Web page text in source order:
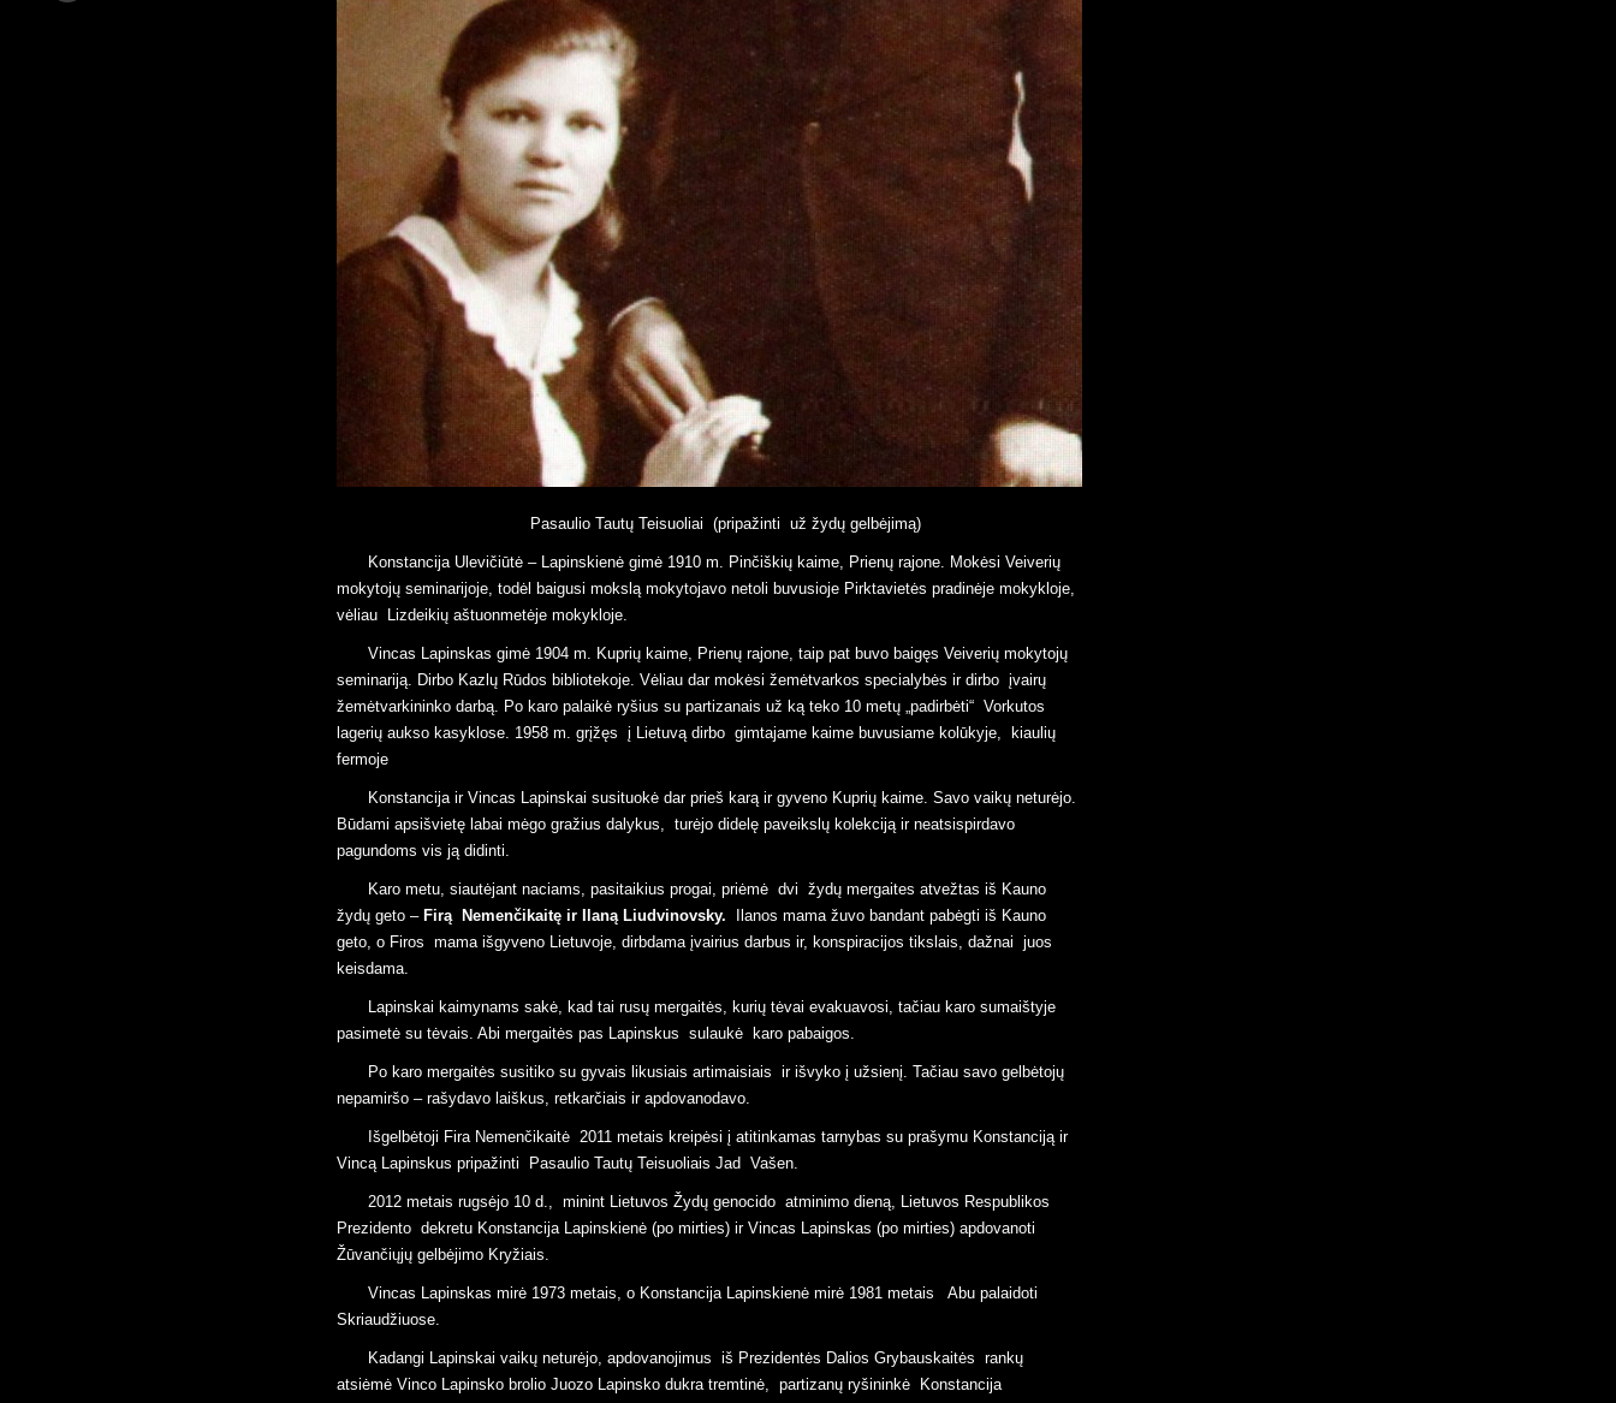
Pasaulio Tautų Teisuoliai (pripažinti už žydų gelbėjimą)
Konstancija Ulevičiūtė – Lapinskienė gimė 1910 m. Pinčiškių kaime, Prienų rajone. Mokėsi Veiverių
mokytojų seminarijoje, todėl baigusi mokslą mokytojavo netoli buvusioje Pirktavietės pradinėje mokykloje,
vėliau Lizdeikių aštuonmetėje mokykloje.
Vincas Lapinskas gimė 1904 m. Kuprių kaime, Prienų rajone, taip pat buvo baigęs Veiverių mokytojų
seminariją. Dirbo Kazlų Rūdos bibliotekoje. Vėliau dar mokėsi žemėtvarkos specialybės ir dirbo įvairų
žemėtvarkininko darbą. Po karo palaikė ryšius su partizanais už ką teko 10 metų „padirbėti“ Vorkutos
lagerių aukso kasyklose. 1958 m. grįžęs į Lietuvą dirbo gimtajame kaime buvusiame kolūkyje, kiaulių
fermoje
Konstancija ir Vincas Lapinskai susituokė dar prieš karą ir gyveno Kuprių kaime. Savo vaikų neturėjo.
Būdami apsišvietę labai mėgo gražius dalykus, turėjo didelę paveikslų kolekciją ir neatsispirdavo
pagundoms vis ją didinti.
Karo metu, siautėjant naciams, pasitaikius progai, priėmė dvi žydų mergaites atvežtas iš Kauno
žydų geto – Firą Nemenčikaitę ir Ilaną Liudvinovsky. Ilanos mama žuvo bandant pabėgti iš Kauno
geto, o Firos mama išgyveno Lietuvoje, dirbdama įvairius darbus ir, konspiracijos tikslais, dažnai juos
keisdama.
Lapinskai kaimynams sakė, kad tai rusų mergaitės, kurių tėvai evakuavosi, tačiau karo sumaištyje
pasimetė su tėvais. Abi mergaitės pas Lapinskus sulaukė karo pabaigos.
Po karo mergaitės susitiko su gyvais likusiais artimaisiais ir išvyko į užsienį. Tačiau savo gelbėtojų
nepamiršo – rašydavo laiškus, retkarčiais ir apdovanodavo.
Vincą Lapinskus pripažinti Pasaulio Tautų Teisuoliais Jad Vašen.
2012 metais rugsėjo 10 d., minint Lietuvos Žydų genocido atminimo dieną, Lietuvos Respublikos
Prezidento dekretu Konstancija Lapinskienė (po mirties) ir Vincas Lapinskas (po mirties) apdovanoti
Žūvančiųjų gelbėjimo Kryžiais.
Vincas Lapinskas mirė 1973 metais, o Konstancija Lapinskienė mirė 1981 metais Abu palaidoti
Skriaudžiuose.
Kadangi Lapinskai vaikų neturėjo, apdovanojimus iš Prezidentės Dalios Grybauskaitės rankų
atsiėmė Vinco Lapinsko brolio Juozo Lapinsko dukra tremtinė, partizanų ryšininkė Konstancija